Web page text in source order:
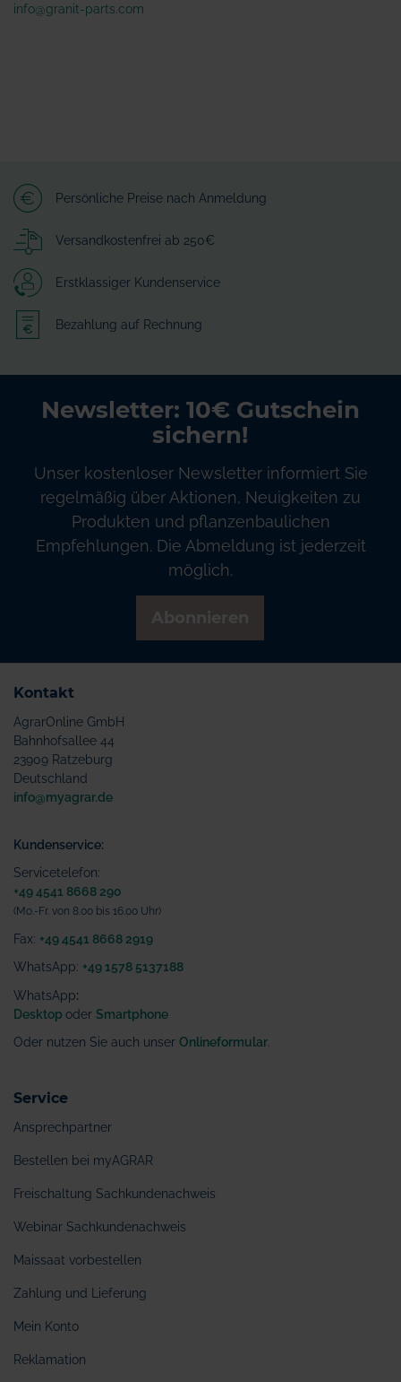
info@granit-parts.com
Persönliche Preise nach Anmeldung
Versandkostenfrei ab 250€
Erstklassiger Kundenservice
Bezahlung auf Rechnung
Newsletter: 10€ Gutschein
sichern!
Unser kostenloser Newsletter informiert Sie
regelmäßig über Aktionen, Neuigkeiten zu
Produkten und pflanzenbaulichen
Empfehlungen. Die Abmeldung ist jederzeit
möglich.
Kontakt
AgrarOnline GmbH
Bahnhofsallee 44
23909 Ratzeburg
Deutschland
info@myagrar.de
Kundenservice:
Servicetelefon:
+49 4541 8668 290
(Mo.-Fr. von 8.00 bis 16.00 Uhr)
Fax: +49 4541 8668 2919
WhatsApp: +49 1578 5137188
WhatsApp:
Desktop oder Smartphone
Oder nutzen Sie auch unser Onlineformular
Service
Ansprechpartner
Bestellen bei myAGRAR
Freischaltung Sachkundenachweis
Webinar Sachkundenachweis
Maissaat vorbestellen
Zahlung und Lieferung
Mein Konto
Reklamation